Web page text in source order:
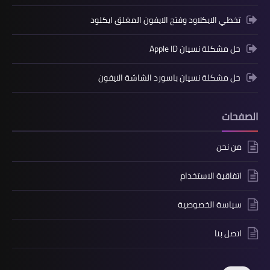
تخطي الايكلاود وفتح الايفون المغلق ايكلود
حل مشكلة نسيان Apple ID
حل مشكلة نسيان باسورد الشاشة الايفون
الصفحات
من نحن
اتفاقية الاستخدام
سياسة الخصوصية
اتصل بنا